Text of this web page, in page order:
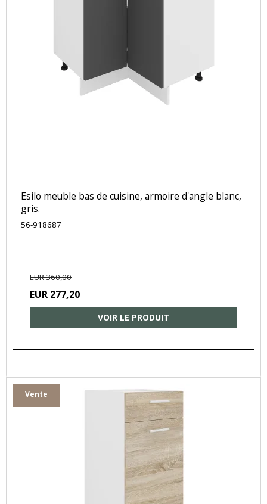
Esilo meuble bas de cuisine, armoire d'angle blanc,
gris.
56-918687
EUR 360,00
EUR 277,20
VOIR LE PRODUIT
Vente